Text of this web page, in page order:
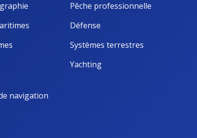
navigation
Pêche professionnelle
Défense
Systèmes terrestres
Yachting